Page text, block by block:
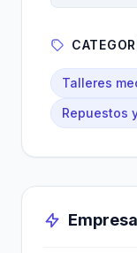
Talleres
Repuestos